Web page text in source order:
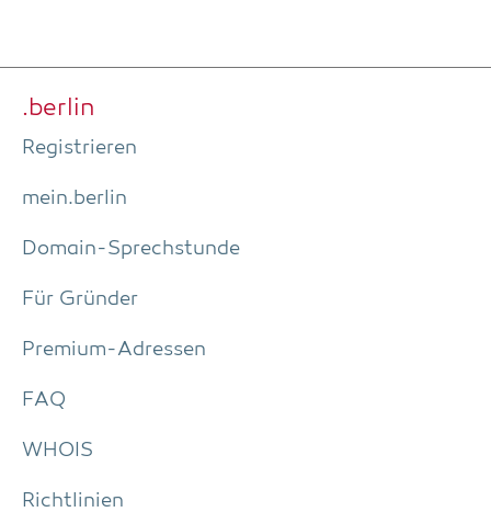
.ber­lin
Regis­trie­ren
mein.berlin
Domain-Sprech­stun­de
Für Grün­der
Pre­­mi­um-Adres­­sen
FAQ
WHOIS
Richt­li­ni­en